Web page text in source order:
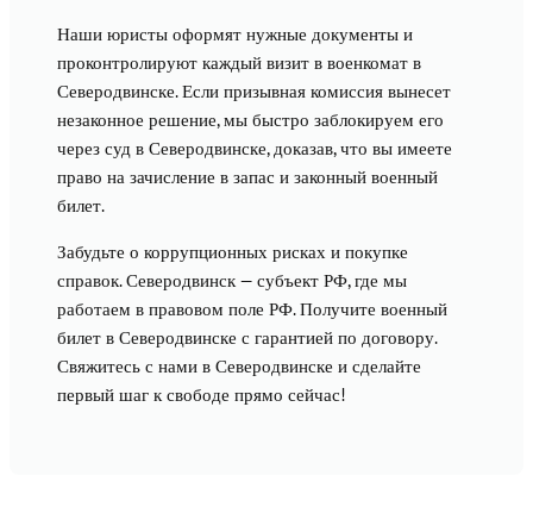
Наши юристы оформят нужные документы и
проконтролируют каждый визит в военкомат в
Северодвинске. Если призывная комиссия вынесет
незаконное решение, мы быстро заблокируем его
через суд в Северодвинске, доказав, что вы имеете
право на зачисление в запас и законный военный
билет.
Забудьте о коррупционных рисках и покупке
справок. Северодвинск — субъект РФ, где мы
работаем в правовом поле РФ. Получите военный
билет в Северодвинске с гарантией по договору.
Свяжитесь с нами в Северодвинске и сделайте
первый шаг к свободе прямо сейчас!